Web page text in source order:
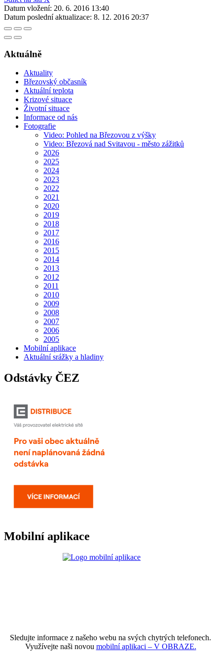
Datum vložení: 20. 6. 2016 13:40
Datum poslední aktualizace: 8. 12. 2016 20:37
Aktuálně
Aktuality
Březovský občasník
Aktuální teplota
Krizové situace
Životní situace
Informace od nás
Fotografie
Video: Pohled na Březovou z výšky
Video: Březová nad Svitavou - město zážitků
2026
2025
2024
2023
2022
2021
2020
2019
2018
2017
2016
2015
2014
2013
2012
2011
2010
2009
2008
2007
2006
2005
Mobilní aplikace
Aktuální srážky a hladiny
Odstávky ČEZ
Mobilní aplikace
Sledujte informace z našeho webu na svých chytrých telefonech.
Využívejte naši novou mobilní aplikaci – V OBRAZE.